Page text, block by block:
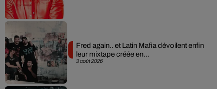
3 août 2026
Fred again.. et Latin Mafia dévoilent enfin
leur mixtape créée en...